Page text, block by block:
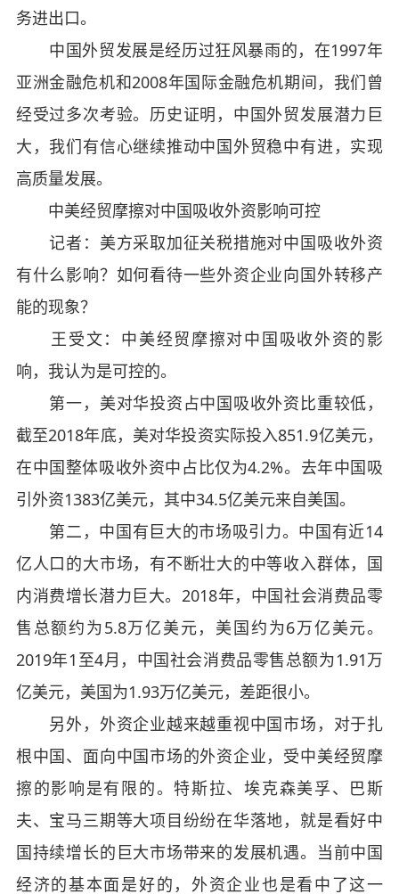
务进出口。
中国外贸发展是经历过狂风暴雨的，在1997年
亚洲金融危机和2008年国际金融危机期间，我们曾
经受过多次考验。历史证明，中国外贸发展潜力巨
大，我们有信心继续推动中国外贸稳中有进，实现
高质量发展。
中美经贸摩擦对中国吸收外资影响可控
记者：美方采取加征关税措施对中国吸收外资
有什么影响？如何看待一些外资企业向国外转移产
能的现象？
王受文：中美经贸摩擦对中国吸收外资的影
响，我认为是可控的。
第一，美对华投资占中国吸收外资比重较低，
截至2018年底，美对华投资实际投入851.9亿美元，
在中国整体吸收外资中占比仅为4.2%。去年中国吸
引外资1383亿美元，其中34.5亿美元来自美国。
第二，中国有巨大的市场吸引力。中国有近14
亿人口的大市场，有不断壮大的中等收入群体，国
内消费增长潜力巨大。2018年，中国社会消费品零
售总额约为5.8万亿美元，美国约为6万亿美元。
2019年1至4月，中国社会消费品零售总额为1.91万
亿美元，美国为1.93万亿美元，差距很小。
另外，外资企业越来越重视中国市场，对于扎
根中国、面向中国市场的外资企业，受中美经贸摩
擦的影响是有限的。特斯拉、埃克森美孚、巴斯
夫、宝马三期等大项目纷纷在华落地，就是看好中
国持续增长的巨大市场带来的发展机遇。当前中国
经济的基本面是好的，外资企业也是看中了这一